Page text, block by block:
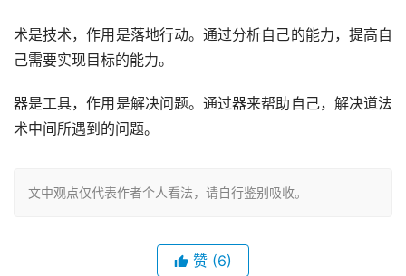
术是技术，作用是落地行动。通过分析自己的能力，提高自
己需要实现目标的能力。
器是工具，作用是解决问题。通过器来帮助自己，解决道法
术中间所遇到的问题。
文中观点仅代表作者个人看法，请自行鉴别吸收。
赞 (6)